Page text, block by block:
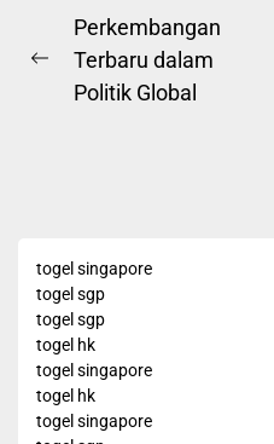
Post
navigation
Previous
post:
Perkembangan
Terbaru dalam
Politik Global
togel singapore
togel sgp
togel sgp
togel hk
togel singapore
togel hk
togel singapore